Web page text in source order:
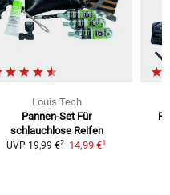
Louis Tech
Pannen-Set Für
schlauchlose Reifen
UVP 19,99 €2 14,99 €1